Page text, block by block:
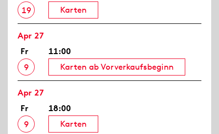
19
Karten
Apr 27
Fr
9
11:00
Karten ab Vorverkaufsbeginn
Apr 27
Fr
9
18:00
Karten